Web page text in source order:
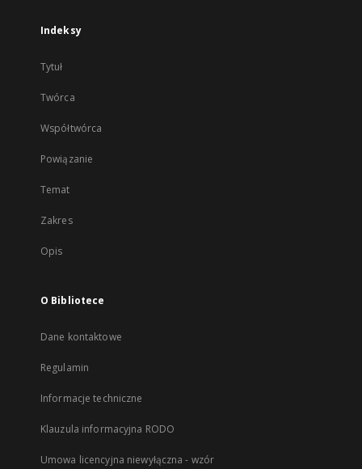
Indeksy
Tytuł
Twórca
Współtwórca
Powiązanie
Temat
Zakres
Opis
O Bibliotece
Dane kontaktowe
Regulamin
Informacje techniczne
Klauzula informacyjna RODO
Umowa licencyjna niewyłączna - wzór